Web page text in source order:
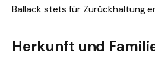
Ballack stets für Zurückhaltung
Herkunft und